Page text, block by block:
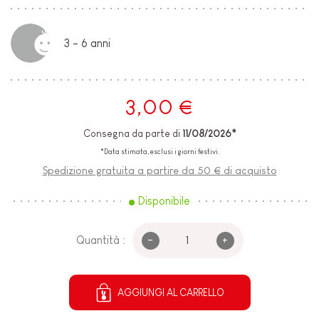
3 - 6 anni
3,00 €
Consegna da parte di 11/08/2026*
*Data stimata, esclusi i giorni festivi.
Spedizione gratuita a partire da 50 € di acquisto
Disponibile
Quantità : - +
AGGIUNGI AL CARRELLO